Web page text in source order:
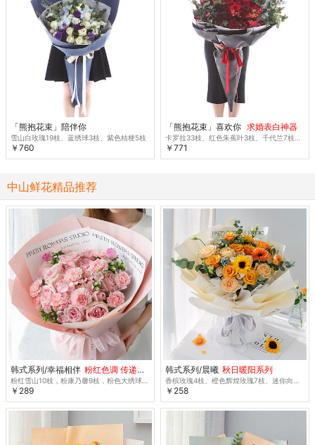
「熊抱花束」陪伴你
雪山白玫瑰19枝、蓝绣球3枝、紫色桔梗5枝
￥760
「熊抱花束」喜欢你 求婚表白神器
￥771
中山鲜花精品推荐
韩式系列/幸福相伴 粉红色调 传递感激 特惠
￥289
韩式系列/晨曦 秋日暖阳系列
￥258